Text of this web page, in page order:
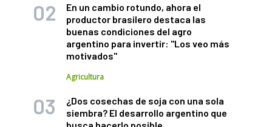
En un cambio rotundo, ahora el
productor brasilero destaca las
buenas condiciones del agro
argentino para invertir: "Los veo más
motivados"
Agricultura
¿Dos cosechas de soja con una sola
siembra? El desarrollo argentino que